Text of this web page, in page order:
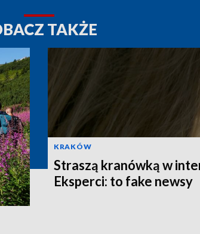
TAKŻE
KRAKÓW
Straszą kranówką w
Eksperci: to fake newsy